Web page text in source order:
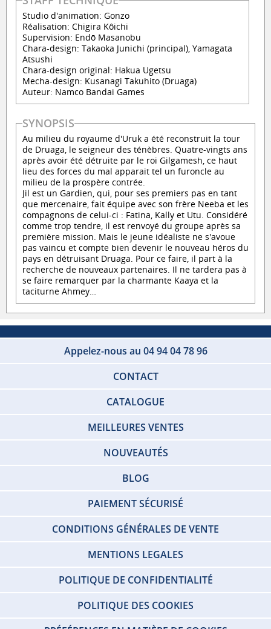
Studio d'animation: Gonzo
Réalisation: Chigira Kôichi
Supervision: Endō Masanobu
Chara-design: Takaoka Junichi (principal), Yamagata
Atsushi
Chara-design original: Hakua Ugetsu
Mecha-design: Kusanagi Takuhito (Druaga)
Auteur: Namco Bandai Games
SYNOPSIS
Au milieu du royaume d'Uruk a été reconstruit la tour
de Druaga, le seigneur des ténèbres. Quatre-vingts ans
après avoir été détruite par le roi Gilgamesh, ce haut
lieu des forces du mal apparait tel un furoncle au
milieu de la prospère contrée.
Jil est un Gardien, qui, pour ses premiers pas en tant
que mercenaire, fait équipe avec son frère Neeba et les
compagnons de celui-ci : Fatina, Kally et Utu. Considéré
comme trop tendre, il est renvoyé du groupe après sa
première mission. Mais le jeune idéaliste ne s'avoue
pas vaincu et compte bien devenir le nouveau héros du
pays en détruisant Druaga. Pour ce faire, il part à la
recherche de nouveaux partenaires. Il ne tardera pas à
se faire remarquer par la charmante Kaaya et la
taciturne Ahmey…
Appelez-nous au 04 94 04 78 96
CONTACT
CATALOGUE
MEILLEURES VENTES
NOUVEAUTÉS
BLOG
PAIEMENT SÉCURISÉ
CONDITIONS GÉNÉRALES DE VENTE
MENTIONS LEGALES
POLITIQUE DE CONFIDENTIALITÉ
POLITIQUE DES COOKIES